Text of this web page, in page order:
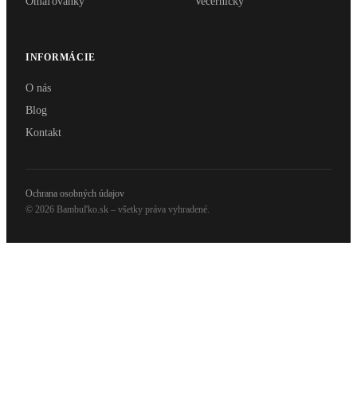
INFORMÁCIE
O nás
Blog
Kontakt
© 2026 Bambuľko.sk – všetky práva vyhradené.
Ochrana osobných údajov